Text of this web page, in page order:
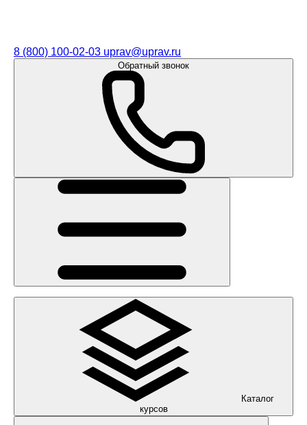
8 (800) 100-02-03 uprav@uprav.ru
Обратный звонок
Каталог
курсов